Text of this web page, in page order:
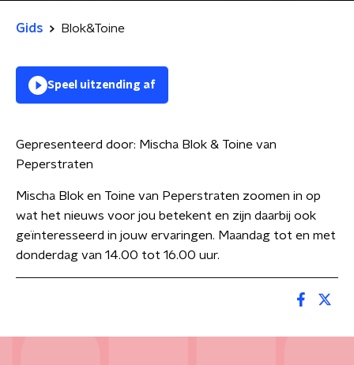
Gids Blok&Toine
Speel uitzending af
Gepresenteerd door: Mischa Blok & Toine van
Peperstraten
Mischa Blok en Toine van Peperstraten zoomen in op
wat het nieuws voor jou betekent en zijn daarbij ook
geïnteresseerd in jouw ervaringen. Maandag tot en met
donderdag van 14.00 tot 16.00 uur.